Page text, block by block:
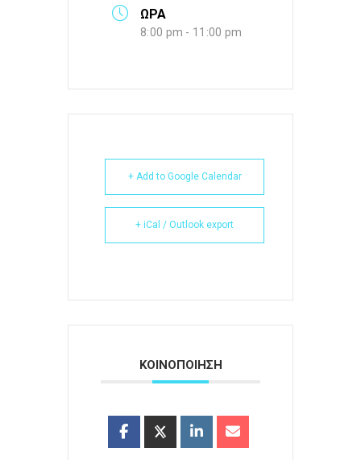
ΩΡΑ
8:00 pm - 11:00 pm
+ Add to Google Calendar
+ iCal / Outlook export
ΚΟΙΝΟΠΟΙΗΣΗ